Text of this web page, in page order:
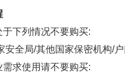
于下列情况不要购买:
安全局/其他国家保密机构/
需求使用请不要购买: